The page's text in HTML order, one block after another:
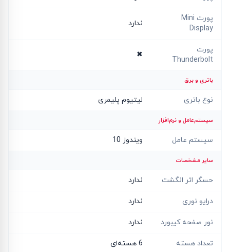
پورت Mini
Display
ندارد
پورت
Thunderbolt
✖
باتری و برق
نوع باتری لیتیوم پلیمری
سیستم‌عامل و نرم‌افزار
سیستم عامل ویندوز 10
سایر مشخصات
حسگر اثر انگشت ندارد
درایو نوری ندارد
نور صفحه کیبورد ندارد
تعداد هسته 6 هسته‌ای